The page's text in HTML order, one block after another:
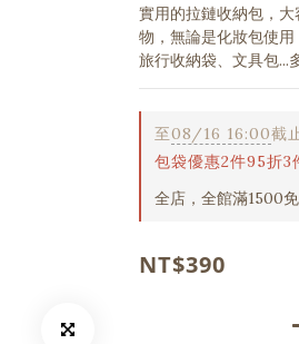
實用的拉鏈收納包，
物，無論是化妝包使
旅行收納袋、文具包...
至08/16 16:00截
包袋優惠2件95折3
全店，全館滿1500
NT$390